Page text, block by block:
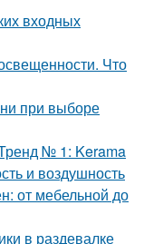
входных
Что
при выборе
№ 1: Kerama
и воздушность
от мебельной до
в раздевалке